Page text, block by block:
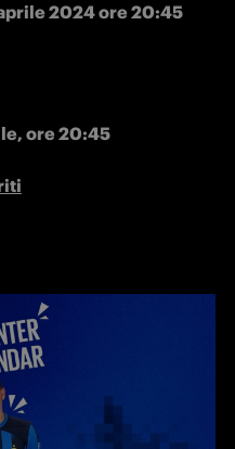
2024 ore 20:45